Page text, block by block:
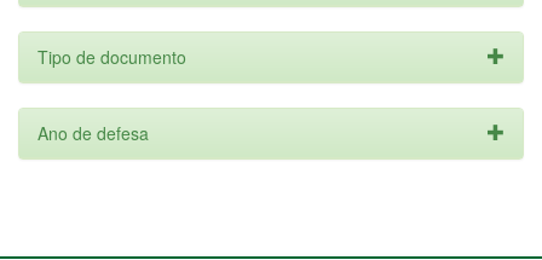
Tipo de documento
Ano de defesa